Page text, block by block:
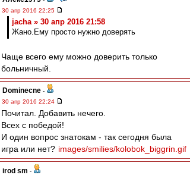
30 апр 2016 22:25
jacha » 30 апр 2016 21:58
Жано.Ему просто нужно доверять
Чаще всего ему можно доверить только
больничный.
Dominecne -
30 апр 2016 22:24
Почитал. Добавить нечего.
Всех с победой!
И один вопрос знатокам - так сегодня была
игра или нет? images/smilies/kolobok_biggrin.gif
irod sm -